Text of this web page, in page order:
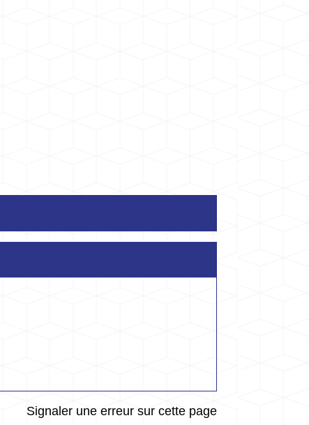
Signaler une erreur sur cette page